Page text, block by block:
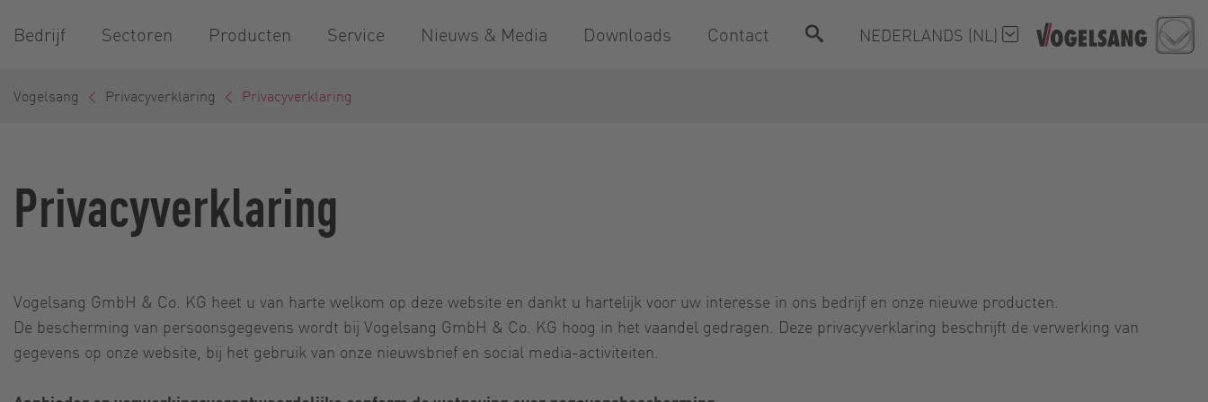
Bedrijf Sectoren Producten Service Nieuws & Media Downloads Contact NEDERLANDS (NL)
Vogelsang Privacyverklaring Privacyverklaring
Privacyverklaring
Vogelsang GmbH & Co. KG heet u van harte welkom op deze website en dankt u hartelijk voor uw interesse in ons bedrijf en onze nieuwe producten.
De bescherming van persoonsgegevens wordt bij Vogelsang GmbH & Co. KG hoog in het vaandel gedragen. Deze privacyverklaring beschrijft de verwerking van
gegevens op onze website, bij het gebruik van onze nieuwsbrief en social media-activiteiten.